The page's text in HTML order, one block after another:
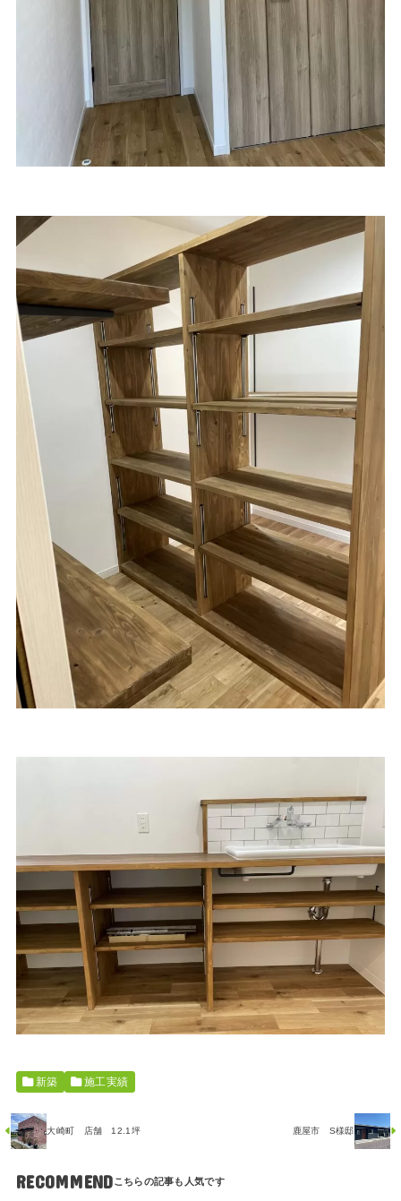
新築 施工実績
大崎町 店舗 12.1坪 鹿屋市 S様邸
RECOMMEND